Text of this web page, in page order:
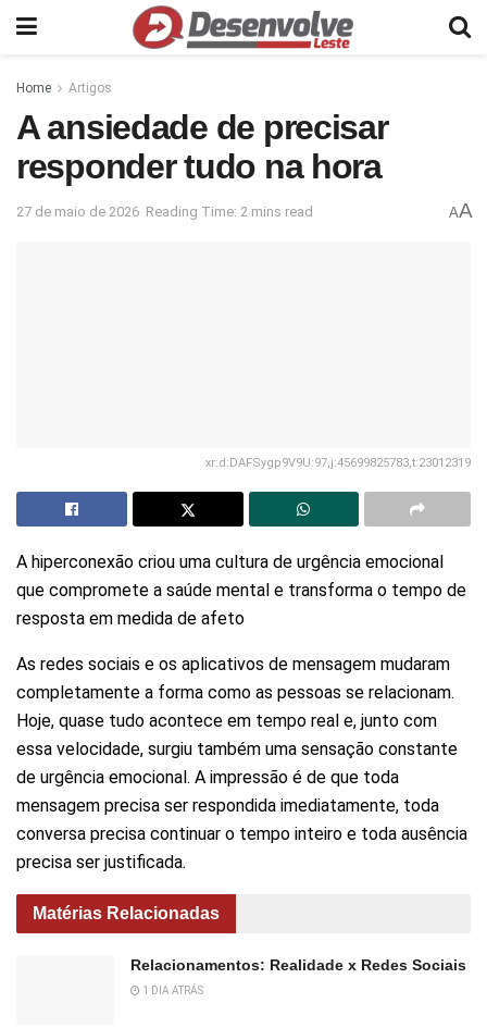
Home Artigos
A ansiedade de precisar
responder tudo na hora
27 de maio de 2026 Reading Time: 2 mins read AA
xr:d:DAFSygp9V9U:97,j:45699825783,t:23012319
A hiperconexão criou uma cultura de urgência emocional
que compromete a saúde mental e transforma o tempo de
resposta em medida de afeto
As redes sociais e os aplicativos de mensagem mudaram
completamente a forma como as pessoas se relacionam.
Hoje, quase tudo acontece em tempo real e, junto com
essa velocidade, surgiu também uma sensação constante
de urgência emocional. A impressão é de que toda
mensagem precisa ser respondida imediatamente, toda
conversa precisa continuar o tempo inteiro e toda ausência
precisa ser justificada.
Matérias Relacionadas
Relacionamentos: Realidade x Redes Sociais
1 DIA ATRÁS